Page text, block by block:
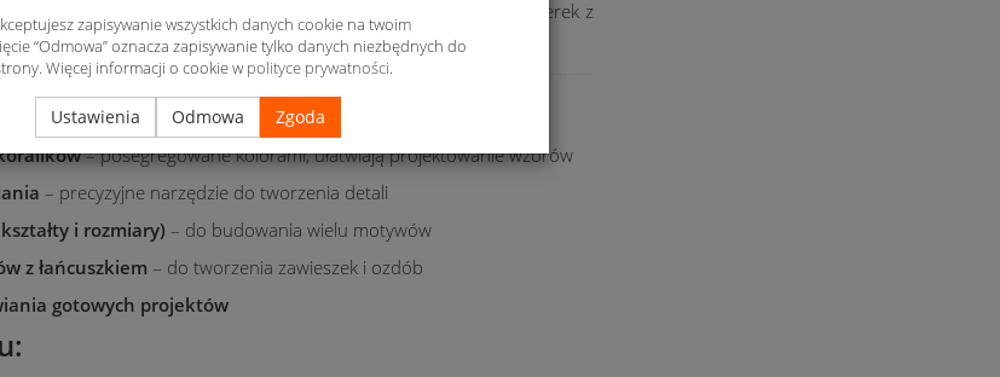
czy szycia. Całość zapakowana jest w wygodny plastikowy kuferek z
porządek i łatwo zarządzać kolorami.
– posegregowane kolorami, ułatwiają projektowanie wzorów
– precyzyjne narzędzie do tworzenia detali
i rozmiary) – do budowania wielu motywów
z łańcuszkiem – do tworzenia zawieszek i ozdób
gotowych projektów
zapisywanie wszystkich danych cookie na twoim
“Odmowa” oznacza zapisywanie tylko danych niezbędnych do
Więcej informacji o cookie w polityce prywatności.
Ustawienia Odmowa Zgoda